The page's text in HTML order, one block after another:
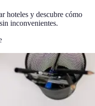
hoteles y descubre cómo
inconvenientes.